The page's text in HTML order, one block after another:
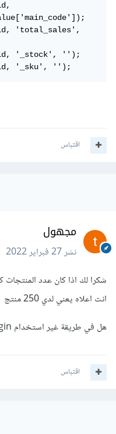
'total_sales',
'_stock', '');
'_sku', '');
اقتباس
مجهول
نشر27 فبراير 2022
شكرا لك اذا كان عدد المنتجات
انت اعلاه يعني لدي 250 منتج
هل في طريقة غير استخدام plugin
اقتباس